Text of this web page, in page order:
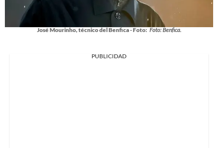
José Mourinho, técnico del Benfica - Foto: Foto: Benfica.
PUBLICIDAD